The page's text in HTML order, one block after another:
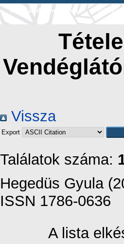
Tallózás dátum szerint
Tallózás
Vissza
Export
Találatok száma:
Hegedüs Gyula
ISSN 1786-0636
A lista